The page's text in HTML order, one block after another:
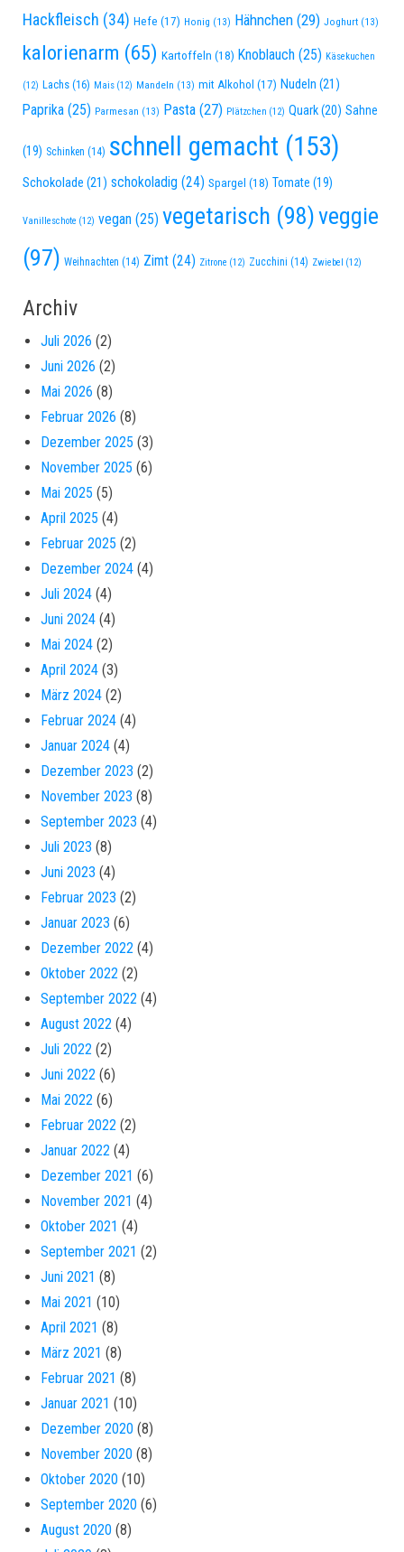
Hackfleisch (34) Hefe (17) Honig (13) Hähnchen (29) Joghurt (13)
kalorienarm (65) Kartoffeln (18) Knoblauch (25) Käsekuchen
(12) Lachs (16) Mais (12) Mandeln (13) mit Alkohol (17) Nudeln (21)
Paprika (25) Parmesan (13) Pasta (27) Plätzchen (12) Quark(20) Sahne
(19) Schinken (14) schnell gemacht (153)
Schokolade (21) schokoladig (24) Spargel (18) Tomate (19)
Vanilleschote (12) vegan (25) vegetarisch (98)veggie
(97) Weihnachten (14) Zimt (24) Zitrone (12) Zucchini (14) Zwiebel (12)
Archiv
Juli 2026 (2)
Juni 2026 (2)
Mai 2026 (8)
Februar 2026 (8)
Dezember 2025 (3)
November 2025 (6)
Mai 2025 (5)
April 2025 (4)
Februar 2025 (2)
Dezember 2024 (4)
Juli 2024 (4)
Juni 2024 (4)
Mai 2024 (2)
April 2024 (3)
März 2024 (2)
Februar 2024 (4)
Januar 2024 (4)
Dezember 2023 (2)
November 2023 (8)
September 2023 (4)
Juli 2023 (8)
Juni 2023 (4)
Februar 2023 (2)
Januar 2023 (6)
Dezember 2022 (4)
Oktober 2022 (2)
September 2022 (4)
August 2022 (4)
Juli 2022 (2)
Juni 2022 (6)
Mai 2022 (6)
Februar 2022 (2)
Januar 2022 (4)
Dezember 2021 (6)
November 2021 (4)
Oktober 2021 (4)
September 2021 (2)
Juni 2021 (8)
Mai 2021 (10)
April 2021 (8)
März 2021 (8)
Februar 2021 (8)
Januar 2021 (10)
Dezember 2020 (8)
November 2020 (8)
Oktober 2020 (10)
September 2020 (6)
August 2020 (8)